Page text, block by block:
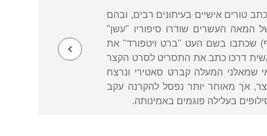
טורים אישיים בעיתונים רבים, ובהם
המאה העשרים שודרו סיפוריו "עשן"
שכתבו בשם העט "ברט ויטפורד" את
דרכו כתב את התסריט לסרט הקצר
מחזאי שמאלני המעלה קברט סאטירי ונרצח
אך מאוחר יותר נפסל להקרנה עקב
בעלילה פוגמים באמינותה.